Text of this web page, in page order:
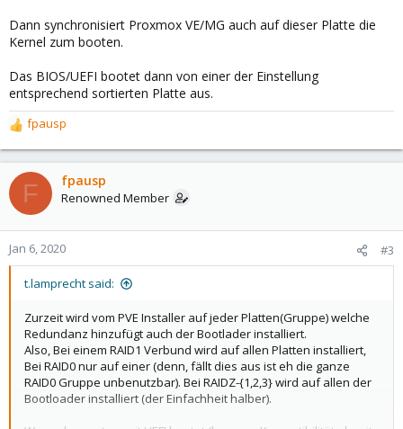
Dann synchronisiert Proxmox VE/MG auch auf dieser Platte die
Kernel zum booten.
Das BIOS/UEFI bootet dann von einer der Einstellung
entsprechend sortierten Platte aus.
R
e
a
c
t
o
n
s
fpausp
F fpausp
Renowned Member
Jan 6, 2020 #3
t.lamprecht said:
Zurzeit wird vom PVE Installer auf jeder Platten(Gruppe) welche
Redundanz hinzufügt auch der Bootlader installiert.
Also, Bei einem RAID1 Verbund wird auf allen Platten installiert,
Bei RAID0 nur auf einer (denn, fällt dies aus ist eh die ganze
RAID0 Gruppe unbenutzbar). Bei RAIDZ-{1,2,3} wird auf allen der
Bootloader installiert (der Einfachheit halber).